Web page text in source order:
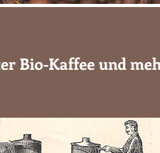
Bio-Kaffee und